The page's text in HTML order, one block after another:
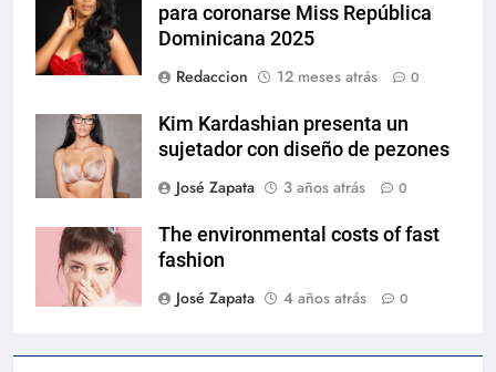
para coronarse Miss República
Dominicana 2025
Redaccion
12 meses atrás 0
Kim Kardashian presenta un
sujetador con diseño de pezones
José Zapata
3 años atrás 0
The environmental costs of fast
fashion
José Zapata
4 años atrás 0